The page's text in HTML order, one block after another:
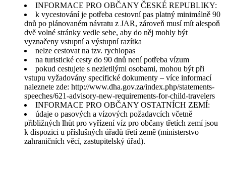
INFORMACE PRO OBČANY ČESKÉ REPUBLIKY:
k vycestování je potřeba cestovní pas platný minimálně 90
dnů po plánovaném návratu z JAR, zároveň musí mít alespoň
dvě volné stránky vedle sebe, aby do něj mohly být
vyznačeny vstupní a výstupní razítka
nelze cestovat na tzv. rychlopas
na turistické cesty do 90 dnů není potřeba vízum
pokud cestujete s nezletilými osobami, mohou být při
vstupu vyžadovány specifické dokumenty – více informací
naleznete zde: http://www.dha.gov.za/index.php/statements-
speeches/621-advisory-new-requirements-for-child-travelers
INFORMACE PRO OBČANY OSTATNÍCH ZEMÍ:
údaje o pasových a vízových požadavcích včetně
přibližných lhůt pro vyřízení víz pro občany třetích zemí jsou
k dispozici u příslušných úřadů třetí země (ministerstvo
zahraničních věcí, zastupitelský úřad).